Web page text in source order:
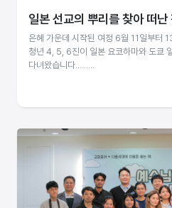
일본 선교의 뿌리를 찾아 떠난
은혜 가운데 시작된 여정 6월 11일부터
청년 4, 5, 6진이 일본 요코하마와 도쿄
다녀왔습니다.........